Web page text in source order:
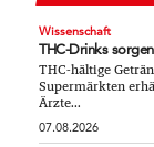
Wissenschaft
THC-Drinks
THC-hältige
Supermärkten
Ärzte...
07.08.2026